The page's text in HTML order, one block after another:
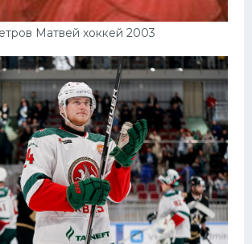
Матвей хоккей 2003